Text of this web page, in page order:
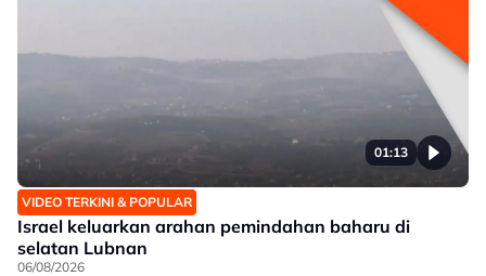
01:13
VIDEO TERKINI & POPULAR
Israel keluarkan arahan pemindahan baharu di
selatan Lubnan
06/08/2026